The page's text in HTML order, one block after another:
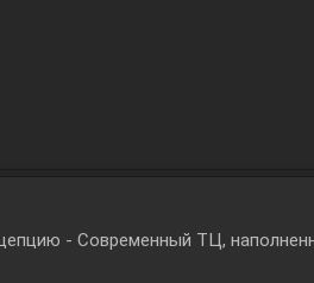
- Современный ТЦ,